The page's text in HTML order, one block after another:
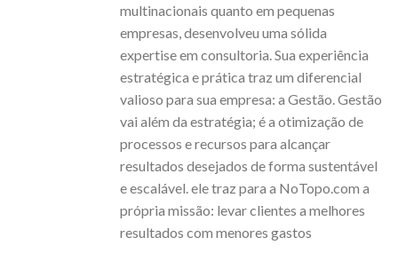
multinacionais quanto em pequenas
empresas, desenvolveu uma sólida
expertise em consultoria. Sua experiência
estratégica e prática traz um diferencial
valioso para sua empresa: a Gestão. Gestão
vai além da estratégia; é a otimização de
processos e recursos para alcançar
resultados desejados de forma sustentável
e escalável. ele traz para a NoTopo.com a
própria missão: levar clientes a melhores
resultados com menores gastos